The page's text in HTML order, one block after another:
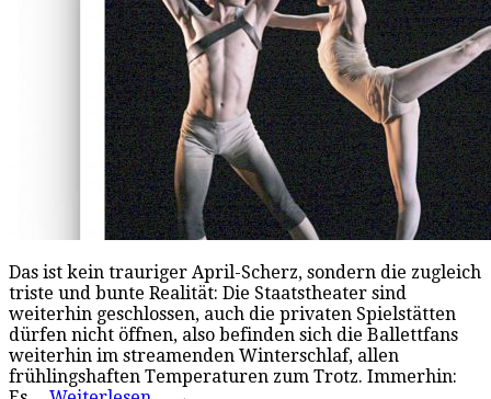
Das ist kein trauriger April-Scherz, sondern die zugleich
triste und bunte Realität: Die Staatstheater sind
weiterhin geschlossen, auch die privaten Spielstätten
dürfen nicht öffnen, also befinden sich die Ballettfans
weiterhin im streamenden Winterschlaf, allen
frühlingshaften Temperaturen zum Trotz. Immerhin: